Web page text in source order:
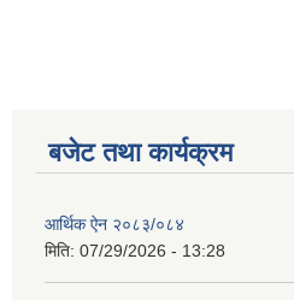
बजेट तथा कार्यक्रम
आर्थिक ऐन २०८३/०८४
मिति: 07/29/2026 - 13:28